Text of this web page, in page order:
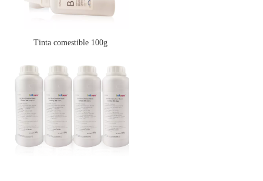
Tinta comestible 100g